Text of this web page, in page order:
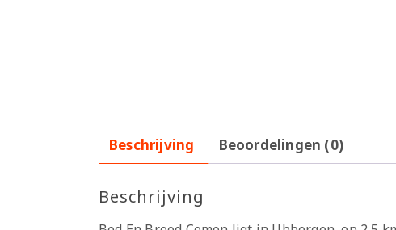
Beschrijving Beoordelingen (0)
Beschrijving